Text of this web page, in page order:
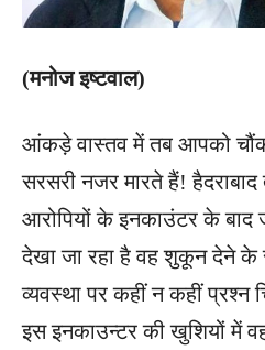
(मनोज इष्टवाल)
आंकड़े वास्तव में तब आपको
सरसरी नजर मारते हैं!
आरोपियों के इनकाउंटर के बाद
देखा जा रहा है वह शुकून देने के
व्यवस्था पर कहीं न कहीं प्रश्न
इस इनकाउन्टर की खुशियों में